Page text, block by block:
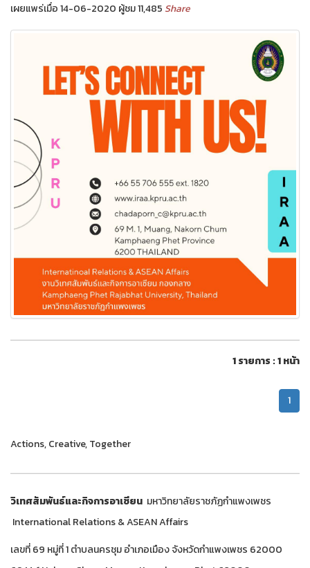
เผยแพร่เมื่อ 14-06-2020 ผู้ชม 11,485 Share
1 รายการ : 1 หน้า
1
Actions, Creative, Together
วิเทศสัมพันธ์และกิจการอาเซียน มหาวิทยาลัยราชภัฏกำแพงเพชร
International Relations & ASEAN Affairs
เลขที่ 69 หมู่ที่ 1 ตำบลนครชุม อำเภอเมือง จังหวัดกำแพงเพชร 62000